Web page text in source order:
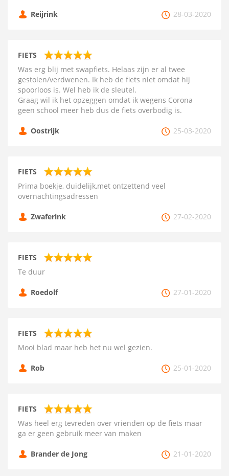
Reijrink 28-03-2020
FIETS
Was erg blij met swapfiets. Helaas zijn er al twee
gestolen/verdwenen. Ik heb de fiets niet omdat hij
spoorloos is. Wel heb ik de sleutel.
Graag wil ik het opzeggen omdat ik wegens Corona
geen school meer heb dus de fiets overbodig is.
Oostrijk 25-03-2020
FIETS
Prima boekje, duidelijk,met ontzettend veel
overnachtingsadressen
Zwaferink 27-02-2020
FIETS
Te duur
Roedolf 27-01-2020
FIETS
Mooi blad maar heb het nu wel gezien.
Rob 25-01-2020
FIETS
Was heel erg tevreden over vrienden op de fiets maar
ga er geen gebruik meer van maken
Brander de Jong 21-01-2020